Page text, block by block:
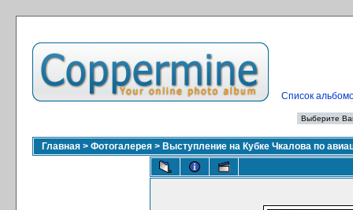
Список
Главная > Фотогалерея > Выступление на Кубке Чкалова по